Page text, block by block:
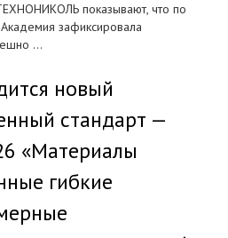
показывают, что по
зафиксировала
...
новый
стандарт —
«Материалы
гибкие